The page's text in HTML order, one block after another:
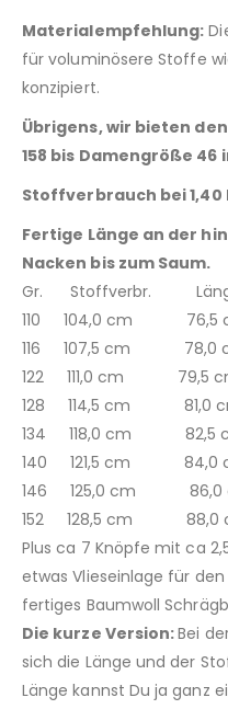
Materialempfehlung:
für voluminösere Stoffe
konzipiert.
Übrigens, wir bieten
158 bis Damengröße 46
Stoffverbrauch bei
Fertige Länge an der
Nacken bis zum Saum.
Gr. Stoffverbr. Länge
110 104,0 cm 76,5
116 107,5 cm 78,0
122 111,0 cm 79,5
128 114,5 cm 81,0
134 118,0 cm 82,5
140 121,5 cm 84,0
146 125,0 cm 86,0
152 128,5 cm 88,0
Plus ca 7 Knöpfe mit ca
etwas Vlieseinlage für
fertiges Baumwoll
Die kurze Version:Bei
sich die Länge und der
Länge kannst Du ja ganz